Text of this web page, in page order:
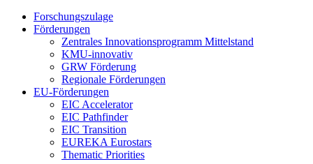
Forschungszulage
Förderungen
Zentrales Innovationsprogramm Mittelstand
KMU-innovativ
GRW Förderung
Regionale Förderungen
EU-Förderungen
EIC Accelerator
EIC Pathfinder
EIC Transition
EUREKA Eurostars
Thematic Priorities